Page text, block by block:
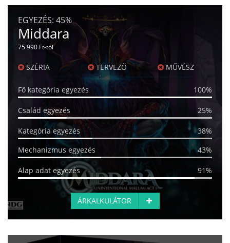
EGYEZÉS: 45%
Middara
75 990 Ft-tól
SZÉRIA TERVEZŐ MŰVÉSZ
Fő kategória egyezés 100%
Család egyezés 25%
Kategória egyezés
38%
Mechanizmus egyezés
43%
Alap adat egyezés 91%
ÁRKALKULÁTOR